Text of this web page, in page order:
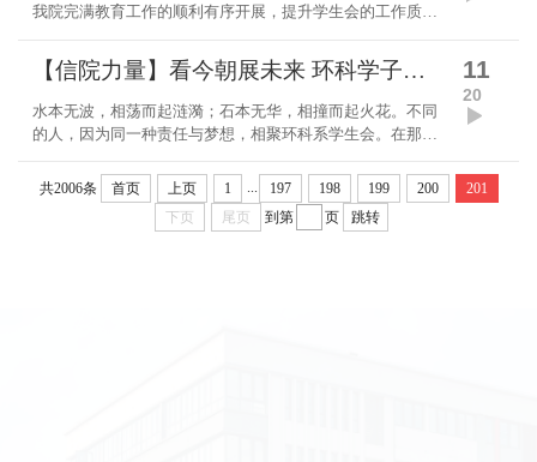
我院完满教育工作的顺利有序开展，提升学生会的工作质量
作方法，院学生会八大组织分别召开了期中工作座...
11
20
【信院力量】看今朝展未来 环科学子追梦不等待——环科系第三届主席团成员风采展
水本无波，相荡而起涟漪；石本无华，相撞而起火花。不同
的人，因为同一种责任与梦想，相聚环科系学生会。在那里
弃，不放弃”的信念，为环科系、为学生会做出了...
共2006条 首页 上页 1 ... 197 198 199 200
201
下页
尾页 到第 页 跳转